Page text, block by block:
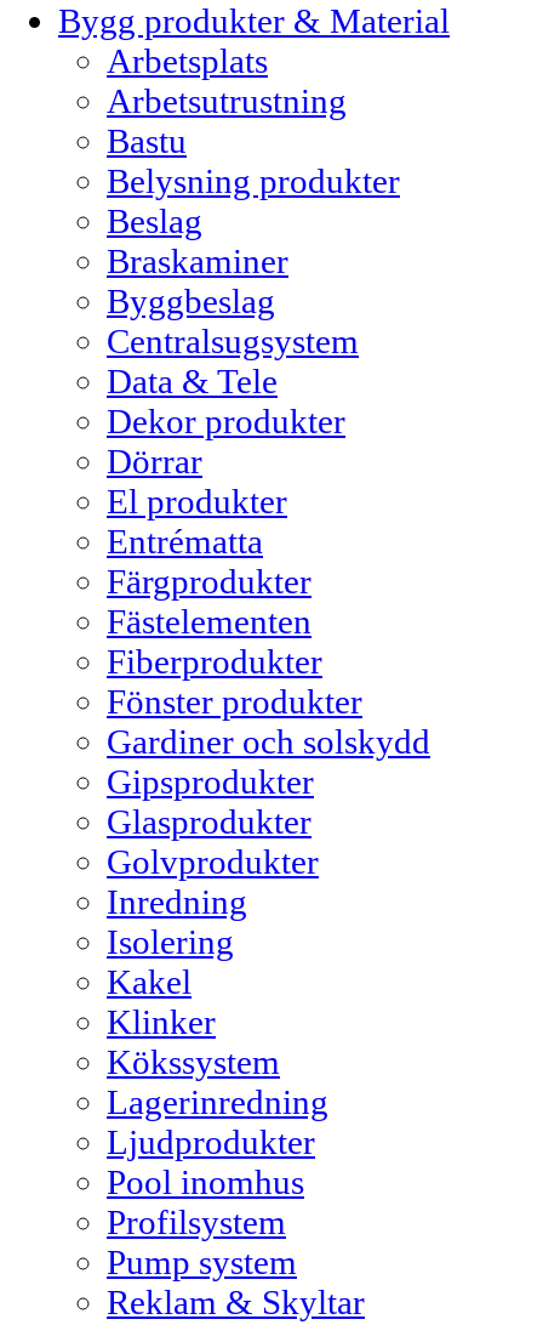
Bygg produkter & Material
Arbetsplats
Arbetsutrustning
Bastu
Belysning produkter
Beslag
Braskaminer
Byggbeslag
Centralsugsystem
Data & Tele
Dekor produkter
Dörrar
El produkter
Entrématta
Färgprodukter
Fästelementen
Fiberprodukter
Fönster produkter
Gardiner och solskydd
Gipsprodukter
Glasprodukter
Golvprodukter
Inredning
Isolering
Kakel
Klinker
Kökssystem
Lagerinredning
Ljudprodukter
Pool inomhus
Profilsystem
Pump system
Reklam & Skyltar